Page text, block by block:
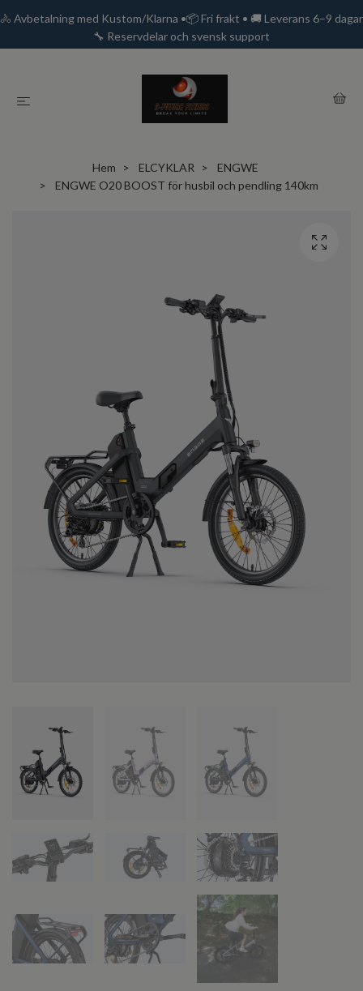
🚴 Avbetalning med Kustom/Klarna •📦 Fri frakt • 🚚 Leverans 6–9 dagar
🔧 Reservdelar och svensk support
Hem ELCYKLAR
ENGWE
ENGWE O20 BOOST för husbil och pendling 140km